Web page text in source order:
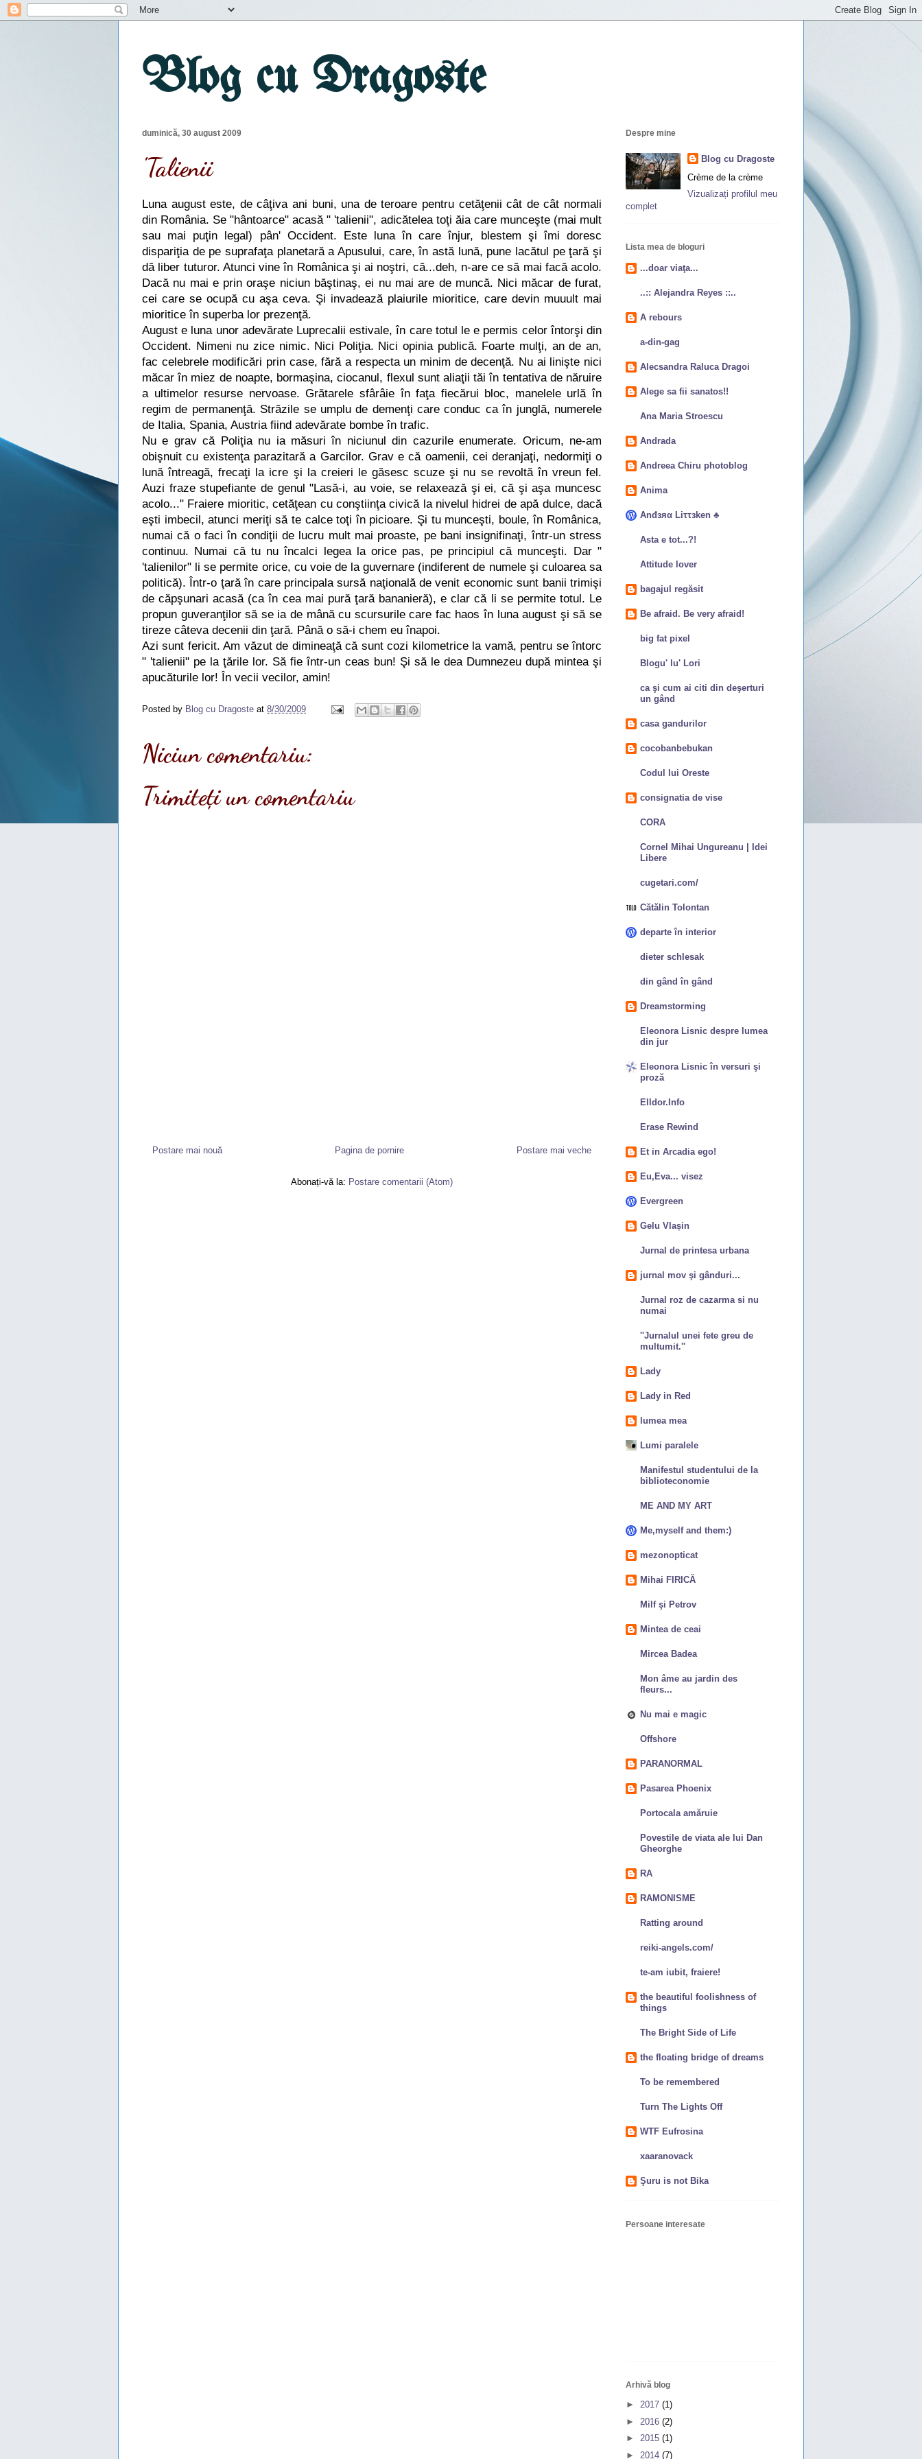
Blog cu Dragoste
duminică, 30 august 2009
'Talienii
Luna august este, de câţiva ani buni, una de teroare pentru cetăţenii cât de cât normali
din România. Se "hântoarce" acasă " 'talienii", adicătelea toţi ăia care munceşte (mai mult
sau mai puţin legal) pân' Occident. Este luna în care înjur, blestem şi îmi doresc
dispariţia de pe suprafaţa planetară a Apusului, care, în astă lună, pune lacătul pe ţară şi
dă liber tuturor. Atunci vine în Românica şi ai noştri, că...deh, n-are ce să mai facă acolo.
Dacă nu mai e prin oraşe niciun băştinaş, ei nu mai are de muncă. Nici măcar de furat,
cei care se ocupă cu aşa ceva. Şi invadează plaiurile mioritice, care devin muuult mai
mioritice în superba lor prezenţă.
August e luna unor adevărate Luprecalii estivale, în care totul le e permis celor întorşi din
Occident. Nimeni nu zice nimic. Nici Poliţia. Nici opinia publică. Foarte mulţi, an de an,
fac celebrele modificări prin case, fără a respecta un minim de decenţă. Nu ai linişte nici
măcar în miez de noapte, bormaşina, ciocanul, flexul sunt aliaţii tăi în tentativa de năruire
a ultimelor resurse nervoase. Grătarele sfârâie în faţa fiecărui bloc, manelele urlă în
regim de permanenţă. Străzile se umplu de demenţi care conduc ca în junglă, numerele
de Italia, Spania, Austria fiind adevărate bombe în trafic.
Nu e grav că Poliţia nu ia măsuri în niciunul din cazurile enumerate. Oricum, ne-am
obişnuit cu existenţa parazitară a Garcilor. Grav e că oamenii, cei deranjaţi, nedormiţi o
lună întreagă, frecaţi la icre şi la creieri le găsesc scuze şi nu se revoltă în vreun fel.
Auzi fraze stupefiante de genul "Lasă-i, au voie, se relaxează şi ei, că şi aşa muncesc
acolo..." Fraiere mioritic, cetăţean cu conştiinţa civică la nivelul hidrei de apă dulce, dacă
eşti imbecil, atunci meriţi să te calce toţi în picioare. Şi tu munceşti, boule, în Românica,
numai că o faci în condiţii de lucru mult mai proaste, pe bani insignifinaţi, într-un stress
continuu. Numai că tu nu încalci legea la orice pas, pe principiul că munceşti. Dar "
'talienilor" li se permite orice, cu voie de la guvernare (indiferent de numele şi culoarea sa
politică). Într-o ţară în care principala sursă naţională de venit economic sunt banii trimişi
de căpşunari acasă (ca în cea mai pură ţară bananieră), e clar că li se permite totul. Le
propun guveranţilor să se ia de mână cu scursurile care fac haos în luna august şi să se
tireze câteva decenii din ţară. Până o să-i chem eu înapoi.
Azi sunt fericit. Am văzut de dimineaţă că sunt cozi kilometrice la vamă, pentru se întorc
" 'talienii" pe la ţările lor. Să fie într-un ceas bun! Şi să le dea Dumnezeu după mintea şi
apucăturile lor! În vecii vecilor, amin!
Posted by Blog cu Dragoste at 8/30/2009
Niciun comentariu:
Trimiteți un comentariu
Postare mai nouă Postare mai veche
Pagina de pornire
Abonați-vă la: Postare comentarii (Atom)
Despre mine
Blog cu Dragoste
Crème de la crème
Vizualizați profilul meu
complet
Lista mea de bloguri
...doar viaţa...
..:: Alejandra Reyes ::..
A rebours
a-din-gag
Alecsandra Raluca Dragoi
Alege sa fii sanatos!!
Ana Maria Stroescu
Andrada
Andreea Chiru photoblog
Anima
Anđзяα Liττзken ♣
Asta e tot...?!
Attitude lover
bagajul regăsit
Be afraid. Be very afraid!
big fat pixel
Blogu' lu' Lori
ca şi cum ai citi din deşerturi
un gând
casa gandurilor
cocobanbebukan
Codul lui Oreste
consignatia de vise
CORA
Cornel Mihai Ungureanu | Idei
Libere
cugetari.com/
Cătălin Tolontan
departe în interior
dieter schlesak
din gând în gând
Dreamstorming
Eleonora Lisnic despre lumea
din jur
Eleonora Lisnic în versuri şi
proză
Elldor.Info
Erase Rewind
Et in Arcadia ego!
Eu,Eva... visez
Evergreen
Gelu Vlașin
Jurnal de printesa urbana
jurnal mov şi gânduri...
Jurnal roz de cazarma si nu
numai
''Jurnalul unei fete greu de
multumit.''
Lady
Lady in Red
lumea mea
Lumi paralele
Manifestul studentului de la
biblioteconomie
ME AND MY ART
Me,myself and them:)
mezonopticat
Mihai FIRICĂ
Milf şi Petrov
Mintea de ceai
Mircea Badea
Mon âme au jardin des
fleurs...
Nu mai e magic
Offshore
PARANORMAL
Pasarea Phoenix
Portocala amăruie
Povestile de viata ale lui Dan
Gheorghe
RA
RAMONISME
Ratting around
reiki-angels.com/
te-am iubit, fraiere!
the beautiful foolishness of
things
The Bright Side of Life
the floating bridge of dreams
To be remembered
Turn The Lights Off
WTF Eufrosina
xaaranovack
Şuru is not Bika
Persoane interesate
Arhivă blog
► 2017 (1)
► 2016 (2)
► 2015 (1)
► 2014 (7)